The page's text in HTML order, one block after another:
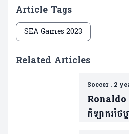
Article Tags
SEA Games 2023
Related Articles
Soccer. 2
Ronaldo
កីឡាករថៃម្